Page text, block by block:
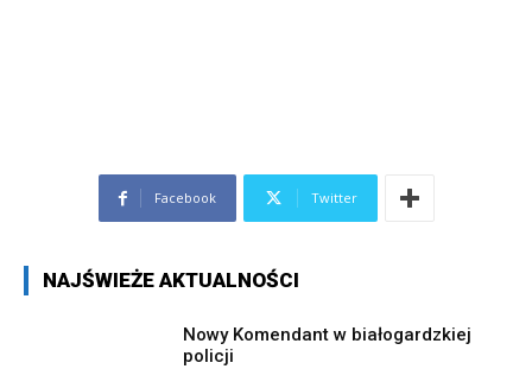
Facebook Twitter
NAJŚWIEŻE AKTUALNOŚCI
Nowy Komendant w białogardzkiej
policji